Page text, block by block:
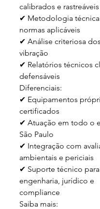
calibrados e rastreáveis
✔ Metodologia
normas aplicáveis
✔ Análise criteriosa
vibração
✔ Relatórios técnicos
defensáveis
Diferenciais:
✔ Equipamentos
certificados
✔ Atuação em todo o
São Paulo
✔ Integração com
ambientais e periciais
✔ Suporte técnico para
engenharia, jurídico e
compliance
Saiba mais: